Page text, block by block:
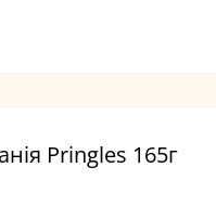
Pringles 165г